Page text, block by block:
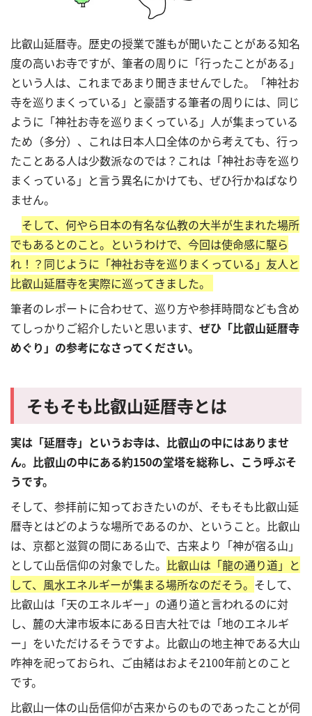
比叡山延暦寺。歴史の授業で誰もが聞いたことがある知名
度の高いお寺ですが、筆者の周りに「行ったことがある」
という人は、これまであまり聞きませんでした。「神社お
寺を巡りまくっている」と豪語する筆者の周りには、同じ
ように「神社お寺を巡りまくっている」人が集まっている
ため（多分）、これは日本人口全体のから考えても、行っ
たことある人は少数派なのでは？これは「神社お寺を巡り
まくっている」と言う異名にかけても、ぜひ行かねばなり
ません。
そして、何やら日本の有名な仏教の大半が生まれた場所
でもあるとのこと。というわけで、今回は使命感に駆ら
れ！？同じように「神社お寺を巡りまくっている」友人と
比叡山延暦寺を実際に巡ってきました。
筆者のレポートに合わせて、巡り方や参拝時間なども含め
てしっかりご紹介したいと思います、 ぜひ「比叡山延暦寺
めぐり」の参考になさってください。
そもそも比叡山延暦寺とは
実は「延暦寺」というお寺は、比叡山の中にはありませ
ん。比叡山の中にある約150の堂塔を総称し、こう呼ぶそ
うです。
そして、参拝前に知っておきたいのが、そもそも比叡山延
暦寺とはどのような場所であるのか、ということ。比叡山
は、京都と滋賀の間にある山で、古来より「神が宿る山」
として山岳信仰の対象でした。 比叡山は「龍の通り道」と
して、風水エネルギーが集まる場所なのだそう。 そして、
比叡山は「天のエネルギー」の通り道と言われるのに対
し、麓の大津市坂本にある日吉大社では「地のエネルギ
ー」をいただけるそうですよ。比叡山の地主神である大山
咋神を祀っておられ、ご由緒はおよそ2100年前とのこと
です。
比叡山一体の山岳信仰が古来からのものであったことが伺